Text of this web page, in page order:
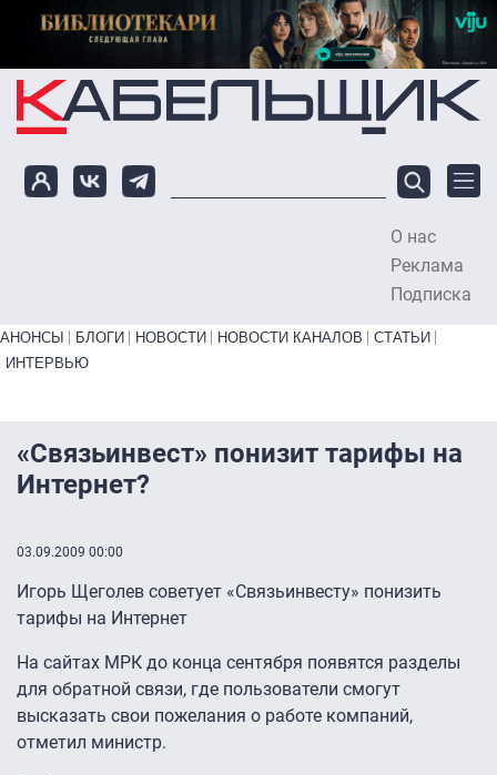
Перейти к основному содержанию
О нас
Реклама
Подписка
Primary links bottom
АНОНСЫ БЛОГИ НОВОСТИ НОВОСТИ КАНАЛОВ
СТАТЬИ
ИНТЕРВЬЮ
«Связьинвест» понизит тарифы на
Интернет?
03.09.2009 00:00
Игорь Щеголев советует «Связьинвесту» понизить
тарифы на Интернет
На сайтах МРК до конца сентября появятся разделы
для обратной связи, где пользователи смогут
высказать свои пожелания о работе компаний,
отметил министр.